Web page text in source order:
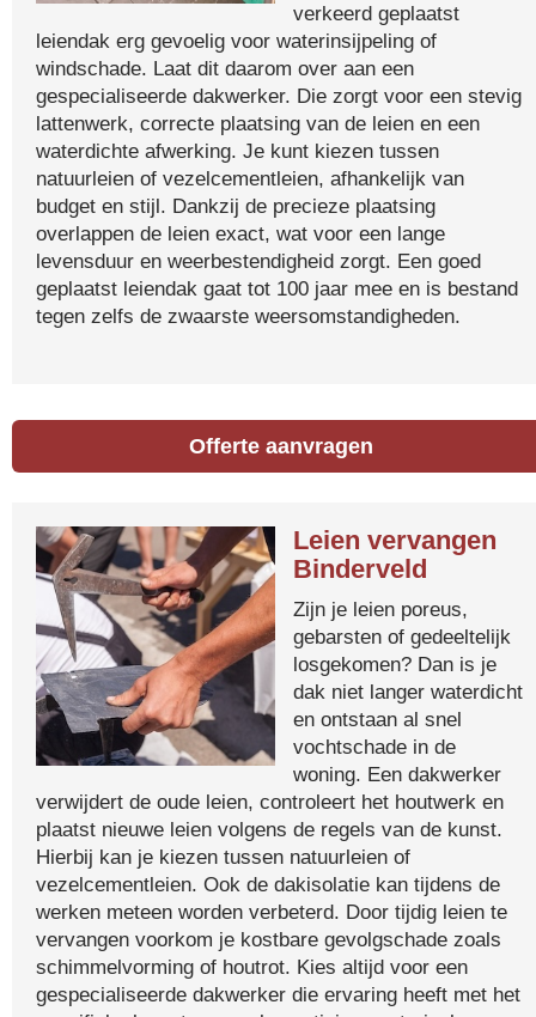
verkeerd geplaatst
leiendak erg gevoelig voor waterinsijpeling of
windschade. Laat dit daarom over aan een
gespecialiseerde dakwerker. Die zorgt voor een stevig
lattenwerk, correcte plaatsing van de leien en een
waterdichte afwerking. Je kunt kiezen tussen
natuurleien of vezelcementleien, afhankelijk van
budget en stijl. Dankzij de precieze plaatsing
overlappen de leien exact, wat voor een lange
levensduur en weerbestendigheid zorgt. Een goed
geplaatst leiendak gaat tot 100 jaar mee en is bestand
tegen zelfs de zwaarste weersomstandigheden.
Offerte aanvragen
Leien vervangen
Binderveld
Zijn je leien poreus,
gebarsten of gedeeltelijk
losgekomen? Dan is je
dak niet langer waterdicht
en ontstaan al snel
vochtschade in de
woning. Een dakwerker
verwijdert de oude leien, controleert het houtwerk en
plaatst nieuwe leien volgens de regels van de kunst.
Hierbij kan je kiezen tussen natuurleien of
vezelcementleien. Ook de dakisolatie kan tijdens de
werken meteen worden verbeterd. Door tijdig leien te
vervangen voorkom je kostbare gevolgschade zoals
schimmelvorming of houtrot. Kies altijd voor een
gespecialiseerde dakwerker die ervaring heeft met het